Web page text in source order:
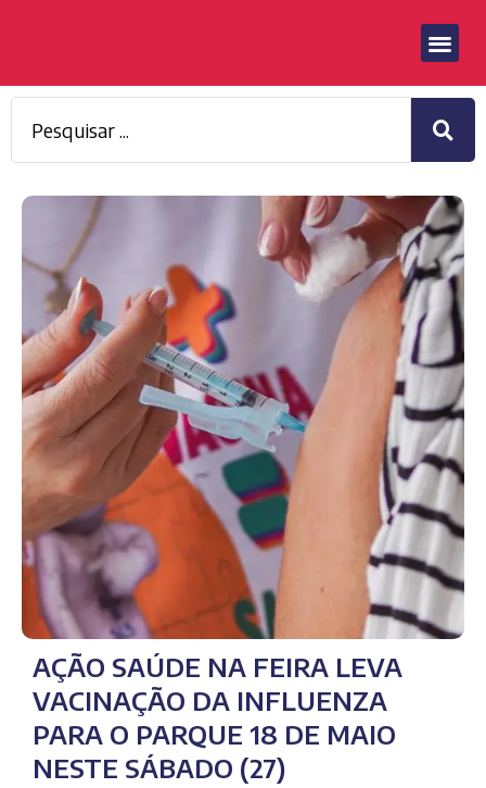
AÇÃO SAÚDE NA FEIRA LEVA
VACINAÇÃO DA INFLUENZA
PARA O PARQUE 18 DE MAIO
NESTE SÁBADO (27)